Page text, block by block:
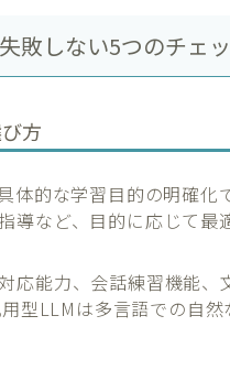
敗しない5つのチェ
方
体的な学習目的の明確化
導など、目的に応じて最
応能力、会話練習機能、
型LLMは多言語での自